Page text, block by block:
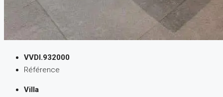
VVDI.932000
Référence
Villa